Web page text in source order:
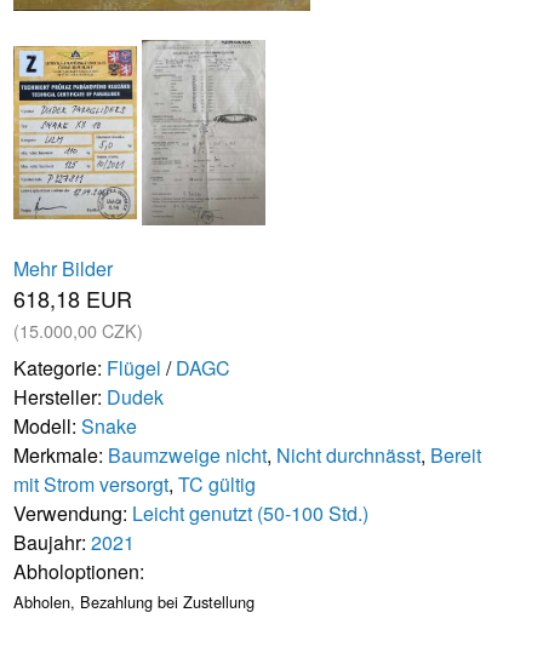
Mehr Bilder
618,18 EUR
(15.000,00 CZK)
Kategorie: Flügel /DAGC
Hersteller: Dudek
Modell:Snake
Merkmale: Baumzweige nicht, Nicht durchnässt, Bereit
mit Strom versorgt,TC gültig
Verwendung: Leicht genutzt (50-100 Std.)
Baujahr:2021
Abholoptionen:
Abholen, Bezahlung bei Zustellung